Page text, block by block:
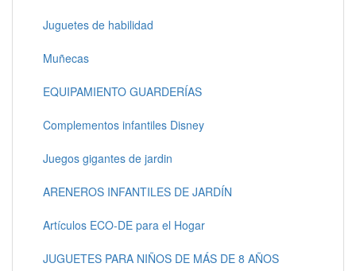
Juguetes de habilidad
Muñecas
EQUIPAMIENTO GUARDERÍAS
Complementos infantiles Disney
Juegos gigantes de jardin
ARENEROS INFANTILES DE JARDÍN
Artículos ECO-DE para el Hogar
JUGUETES PARA NIÑOS DE MÁS DE 8 AÑOS